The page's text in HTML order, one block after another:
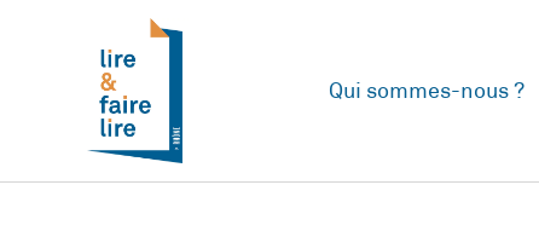
Qui sommes-nous ?